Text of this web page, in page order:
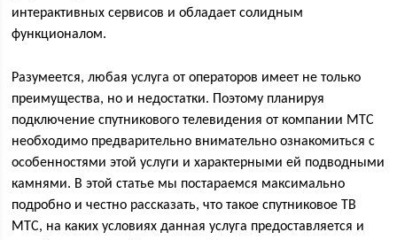
интерактивных сервисов и обладает солидным
функционалом.
Разумеется, любая услуга от операторов имеет не только
преимущества, но и недостатки. Поэтому планируя
подключение спутникового телевидения от компании МТС
необходимо предварительно внимательно ознакомиться с
особенностями этой услуги и характерными ей подводными
камнями. В этой статье мы постараемся максимально
подробно и честно рассказать, что такое спутниковое ТВ
МТС, на каких условиях данная услуга предоставляется и